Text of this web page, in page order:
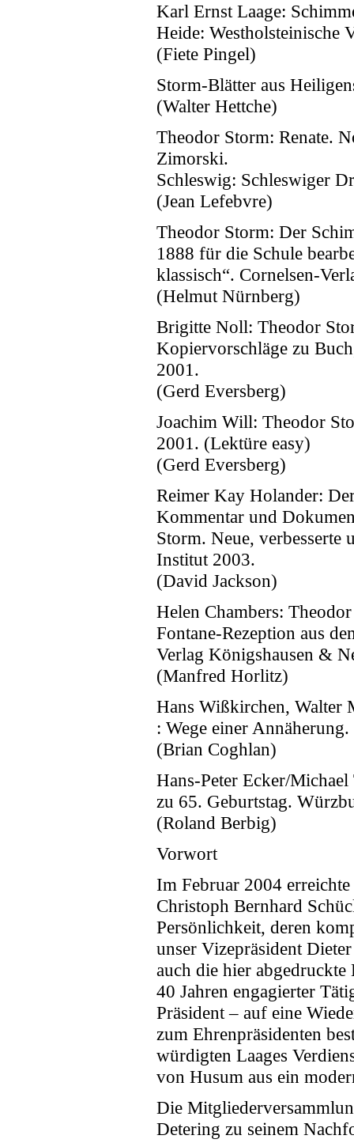
Karl Ernst Laage:
Heide: Westholsteinische
(Fiete Pingel)
Storm-Blätter aus
(Walter Hettche)
Theodor Storm: Renate.
Zimorski.
Schleswig: Schleswiger
(Jean Lefebvre)
Theodor Storm: Der
1888 für die Schule
klassisch“. Cornelsen-
(Helmut Nürnberg)
Brigitte Noll: Theodor
Kopiervorschläge zu
2001.
(Gerd Eversberg)
Joachim Will: Theodor
2001. (Lektüre easy)
(Gerd Eversberg)
Reimer Kay Holander:
Kommentar und
Storm. Neue, verbesserte
Institut 2003.
(David Jackson)
Helen Chambers:
Fontane-Rezeption aus
Verlag Königshausen &
(Manfred Horlitz)
Hans Wißkirchen, Walter
: Wege einer
(Brian Coghlan)
Hans-Peter Ecker/
zu 65. Geburtstag.
(Roland Berbig)
Vorwort
Im Februar 2004
Christoph Bernhard
Persönlichkeit, deren
unser Vizepräsident
auch die hier
40 Jahren engagierter
Präsident – auf eine
zum Ehrenpräsidenten
würdigten Laages
von Husum aus ein
Die
Detering zu seinem